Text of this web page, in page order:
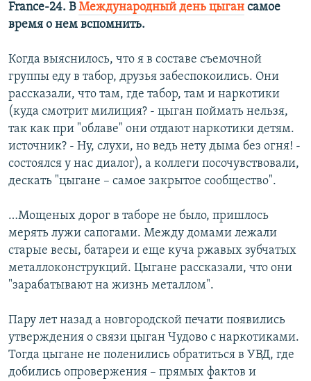
France-24. ВМеждународный день цыган самое
время о нем вспомнить.
Когда выяснилось, что я в составе съемочной
группы еду в табор, друзья забеспокоились. Они
рассказали, что там, где табор, там и наркотики
(куда смотрит милиция? - цыган поймать нельзя,
так как при "облаве" они отдают наркотики детям.
источник? - Ну, слухи, но ведь нету дыма без огня! -
состоялся у нас диалог), а коллеги посочувствовали,
дескать "цыгане – самое закрытое сообщество".
…Мощеных дорог в таборе не было, пришлось
мерять лужи сапогами. Между домами лежали
старые весы, батареи и еще куча ржавых зубчатых
металлоконструкций. Цыгане рассказали, что они
"зарабатывают на жизнь металлом".
Пару лет назад а новгородской печати появились
утверждения о связи цыган Чудово с наркотиками.
Тогда цыгане не поленились обратиться в УВД, где
добились опровержения – прямых фактов и